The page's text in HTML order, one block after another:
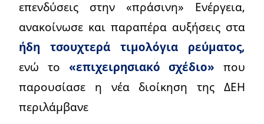
επενδύσεις στην «πράσινη» Ενέργεια,
ανακοίνωσε και παραπέρα αυξήσεις στα
ήδη τσουχτερά τιμολόγια ρεύματος,
ενώ το «επιχειρησιακό σχέδιο» που
παρουσίασε η νέα διοίκηση της ΔΕΗ
περιλάμβανε